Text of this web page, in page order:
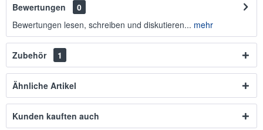
Bewertungen
0
Bewertungen lesen, schreiben und diskutieren... mehr
Zubehör 1
Ähnliche Artikel
Kunden kauften auch